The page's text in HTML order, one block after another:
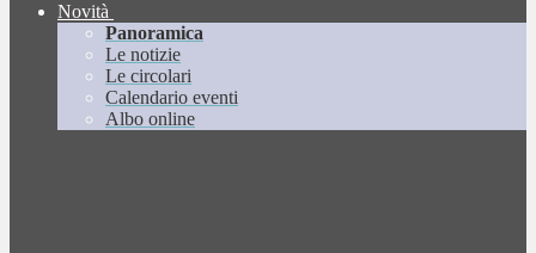
Novità
Panoramica
Le notizie
Le circolari
Calendario eventi
Albo online